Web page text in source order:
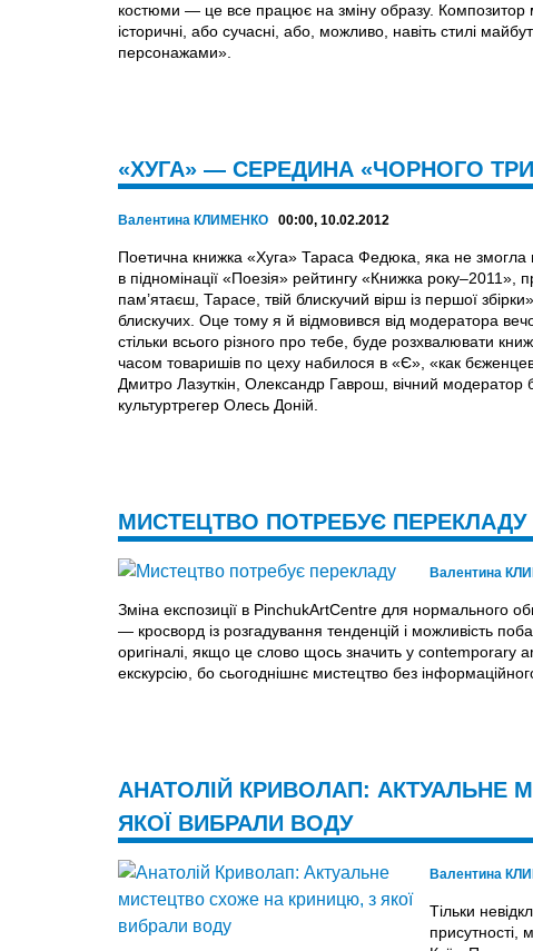
костюми — це все працює на зміну образу. Композитор
історичні, або сучасні, або, можливо, навіть стилі
персонажами».
«ХУГА» — СЕРЕДИНА «ЧОРНОГО
Валентина КЛИМЕНКО 00:00, 10.02.2012
Поетична книжка «Хуга» Тараса Федюка, яка не змогла
в підномінації «Поезія» рейтингу «Книжка
пам’ятаєш, Тарасе, твій блискучий вірш із першої
блискучих. Оце тому я й відмовився від модератора
стільки всього різного про тебе, буде розхвалювати
часом товаришів по цеху набилося в «Є», «как
Дмитро Лазуткін, Олександр Гаврош, вічний
культуртрегер Олесь Доній.
МИСТЕЦТВО ПОТРЕБУЄ ПЕРЕКЛАДУ
Валентина
Зміна експозиції в Pinchuk­ArtCentre для нормального
— кросворд із розгадування тенденцій і можливість
оригіналі, якщо це слово щось значить у
екскурсію, бо сьогоднішнє мистецтво без
АНАТОЛІЙ КРИВОЛАП:
ЯКОЇ ВИБРАЛИ ВОДУ
Валентина
Тільки
присутності,